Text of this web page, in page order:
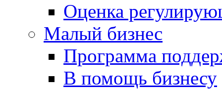
Оценка
Малый бизнес
Программа
В помощь бизнесу